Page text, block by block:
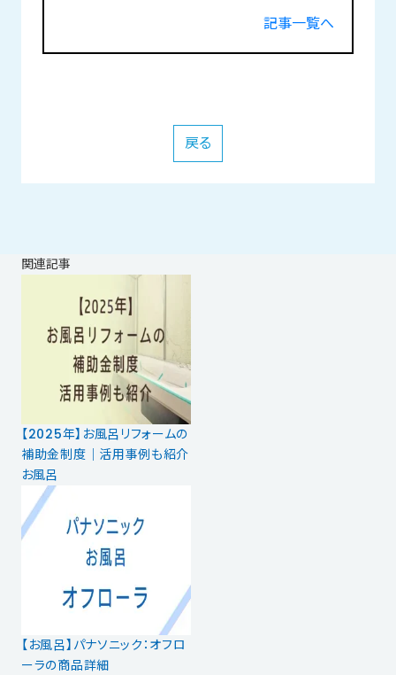
記事一覧へ
戻る
関連記事
【2025年】お風呂リフォームの
補助金制度｜活用事例も紹介
お風呂
【お風呂】パナソニック：オフロ
ーラの商品詳細